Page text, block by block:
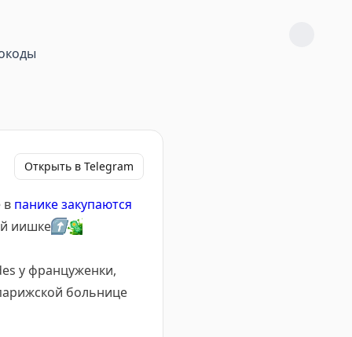
Открыть в Telegram
в панике закупаются
иишке⬆️🦠
у француженки,
больнице